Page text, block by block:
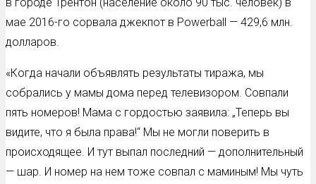
в городе Трентон (население около 90 тыс. человек) в
мае 2016-го сорвала джекпот в Powerball — 429,6 млн.
долларов.
«Когда начали объявлять результаты тиража, мы
собрались у мамы дома перед телевизором. Совпали
пять номеров! Мама с гордостью заявила: „Теперь вы
видите, что я была права!“ Мы не могли поверить в
происходящее. И тут выпал последний — дополнительный
— шар. И номер на нем тоже совпал с маминым! Мы чуть